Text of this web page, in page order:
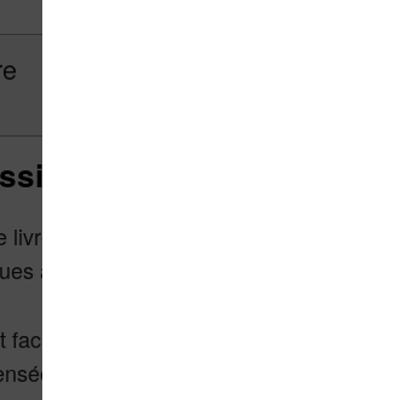
– Michel Houellebecq
livre intéressant et cela m’a permis de
années sans avoir lu un de ces livres.
facilement, mais mes lacunes en
du narrateur.